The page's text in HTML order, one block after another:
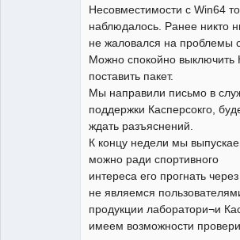
Несовместимости с Win64
наблюдалось. Ранее никто
не жаловался на проблемы
Можно спокойно выключить
поставить пакет.
Мы направили письмо в
поддержки Касперсокго,
ждать разъяснений.
К концу недели мы
можно ради спортивного
интереса его прогнать
не являемся
продукции лаборатори¬и
имеем возможности